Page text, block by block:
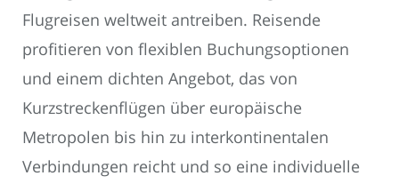
Flugreisen weltweit antreiben. Reisende
profitieren von flexiblen Buchungsoptionen
und einem dichten Angebot, das von
Kurzstreckenflügen über europäische
Metropolen bis hin zu interkontinentalen
Verbindungen reicht und so eine individuelle